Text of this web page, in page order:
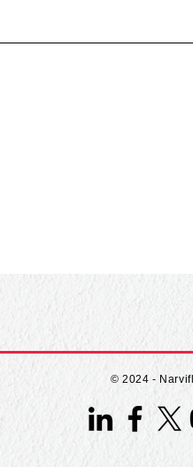
© 2024 -